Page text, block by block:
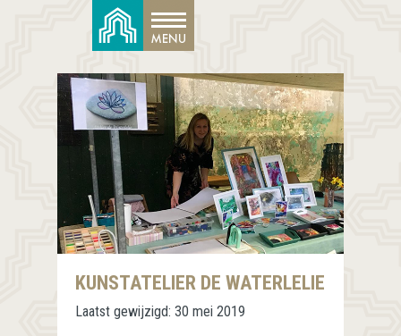
KUNSTATELIER DE WATERLELIE
Laatst gewijzigd: 30 mei 2019